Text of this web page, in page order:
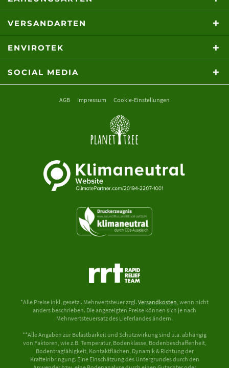
VERSANDARTEN
ENVIROTEK
SOCIAL MEDIA
AGB Impressum Cookie-Einstellungen
*Alle Preise inkl. gesetzl. Mehrwertsteuer zzgl. Versandkosten, wenn nicht
anders beschrieben. Die angezeigten Preise können sich je nach
Mehrwertsteuersatz des Lieferlandes ändern.
**Alle Angaben zur Belastbarkeit und Schutzwirkung sind u.a. abhängig
von Faktoren, wie z.B. Temperatur, Bodenklasse, Bodenbeschaffenheit,
Bodentragfähigkeit, Kontaktflächen, Dynamik & Richtung der
Krafteinbringung. Eine Einschätzung des Untergrundes durch den